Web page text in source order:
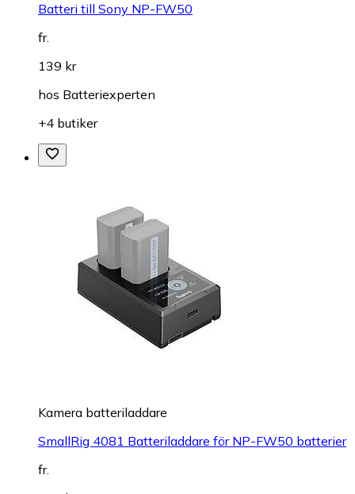
Batteri till Sony NP-FW50
fr.
139 kr
hos Batteriexperten
+4 butiker
Kamera batteriladdare
SmallRig 4081 Batteriladdare för NP-FW50 batterier
fr.